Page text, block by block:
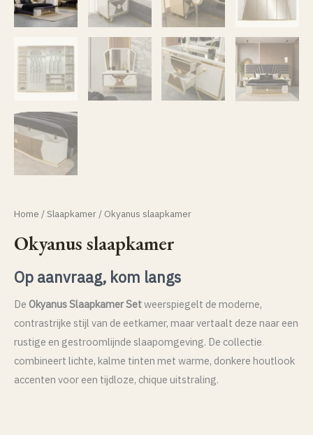
Home / Slaapkamer / Okyanus slaapkamer
Okyanus slaapkamer
Op aanvraag, kom langs
De Okyanus Slaapkamer Setweerspiegelt de moderne,
contrastrijke stijl van de eetkamer, maar vertaalt deze naar een
rustige en gestroomlijnde slaapomgeving. De collectie
combineert lichte, kalme tinten met warme, donkere houtlook
accenten voor een tijdloze, chique uitstraling.